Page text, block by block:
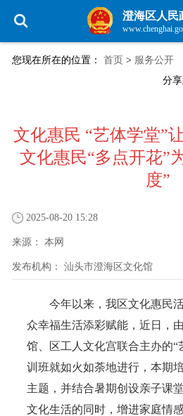
澄海区人民
您现在所在的位置： 首页 > 服务公开
分享
文化惠民 “艺体学堂”
文化惠民“多点开花”
度”
2025-08-20 15:28
来源： 本网
发布机构： 汕头市澄海区文化馆
今年以来，我区文化惠民
众幸福生活添彩赋能，近日，
馆、区工人文化宫联合主办的“
训班就如火如荼地进行，本期
主题，并结合暑期创设亲子课
文化生活的同时，增进家庭情